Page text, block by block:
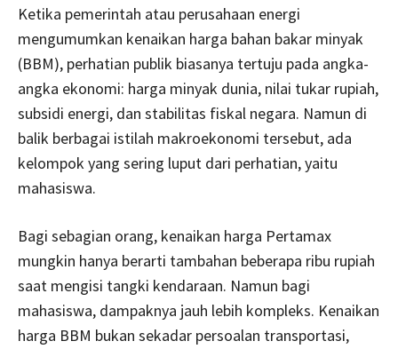
Ketika pemerintah atau perusahaan energi
mengumumkan kenaikan harga bahan bakar minyak
(BBM), perhatian publik biasanya tertuju pada angka-
angka ekonomi: harga minyak dunia, nilai tukar rupiah,
subsidi energi, dan stabilitas fiskal negara. Namun di
balik berbagai istilah makroekonomi tersebut, ada
kelompok yang sering luput dari perhatian, yaitu
mahasiswa.
Bagi sebagian orang, kenaikan harga Pertamax
mungkin hanya berarti tambahan beberapa ribu rupiah
saat mengisi tangki kendaraan. Namun bagi
mahasiswa, dampaknya jauh lebih kompleks. Kenaikan
harga BBM bukan sekadar persoalan transportasi,